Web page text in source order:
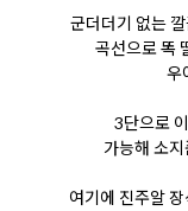
군더더기 없는
곡선으로 똑
우
3단으로
가능해 소
여기에 진주알